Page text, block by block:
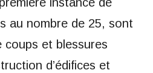
au nombre de 25, sont
coups et blessures
d’édifices et